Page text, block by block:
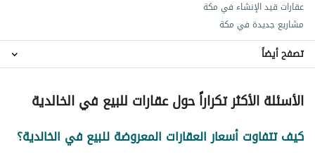
شقق للبيع في حي الخالدية
فلل للبيع في حي الخالدية
عقارات حي النقا الجديد
عقارات حي الفلق الجديد
عقارات حي القرارة الجديد
عقارات حي المسيال الجديد
عقارات حي حارة الباب الجديد
عقارات حي الغزة الجديد
عقارات قيد الإنشاء في مكة
مشاريع جديدة في مكة
تصفح أيضاً
الأسئلة الأكثر تكراراً حول عقارات للبيع في الخالدية
كيف تتفاوت أسعار العقارات المعروضة للبيع في الخالدية؟